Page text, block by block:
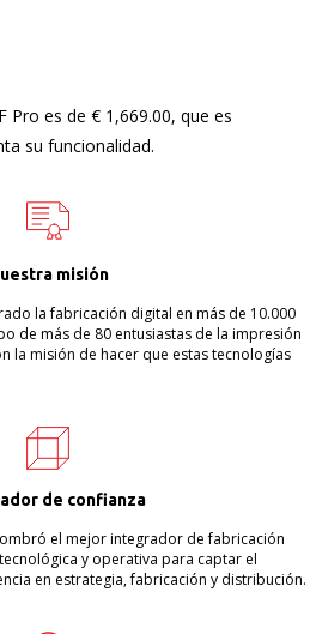
Pro es de € 1,669.00, que es
su funcionalidad.
misión
la fabricación digital en más de 10.000
de más de 80 entusiastas de la impresión
la misión de hacer que estas tecnologías
de confianza
el mejor integrador de fabricación
y operativa para captar el
en estrategia, fabricación y distribución.